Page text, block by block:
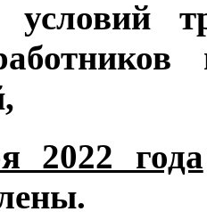
условий
2022 года